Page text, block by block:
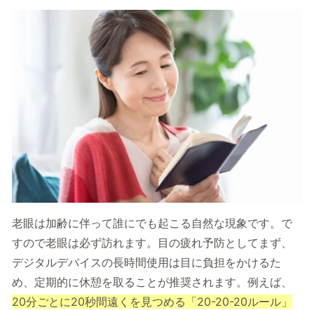
老眼は加齢に伴って誰にでも起こる自然な現象です。で
すので老眼は必ず訪れます。目の疲れ予防としてまず、
デジタルデバイスの長時間使用は目に負担をかけるた
め、定期的に休憩を取ることが推奨されます。例えば、
20分ごとに20秒間遠くを見つめる「20-20-20ルール」